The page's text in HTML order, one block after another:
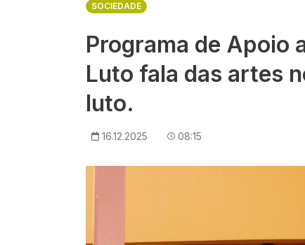
SOCIEDADE
Programa de Apoio
Luto fala das artes
luto.
16.12.2025 08:15